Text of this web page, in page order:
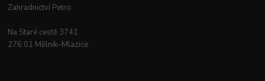
Zahradnictví Petro
Na Staré cestě 3741
276 01 Mělník–Mlazice